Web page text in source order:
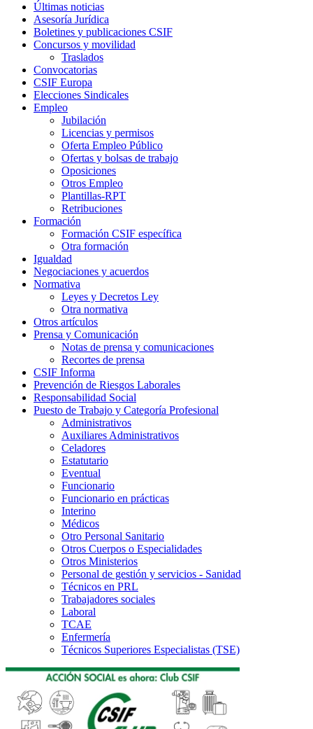
Últimas noticias
Asesoría Jurídica
Boletines y publicaciones CSIF
Concursos y movilidad
Traslados
Convocatorias
CSIF Europa
Elecciones Sindicales
Empleo
Jubilación
Licencias y permisos
Oferta Empleo Público
Ofertas y bolsas de trabajo
Oposiciones
Otros Empleo
Plantillas-RPT
Retribuciones
Formación
Formación CSIF específica
Otra formación
Igualdad
Negociaciones y acuerdos
Normativa
Leyes y Decretos Ley
Otra normativa
Otros artículos
Prensa y Comunicación
Notas de prensa y comunicaciones
Recortes de prensa
CSIF Informa
Prevención de Riesgos Laborales
Responsabilidad Social
Puesto de Trabajo y Categoría Profesional
Administrativos
Auxiliares Administrativos
Celadores
Estatutario
Eventual
Funcionario
Funcionario en prácticas
Interino
Médicos
Otro Personal Sanitario
Otros Cuerpos o Especialidades
Otros Ministerios
Personal de gestión y servicios - Sanidad
Técnicos en PRL
Trabajadores sociales
Laboral
TCAE
Enfermería
Técnicos Superiores Especialistas (TSE)